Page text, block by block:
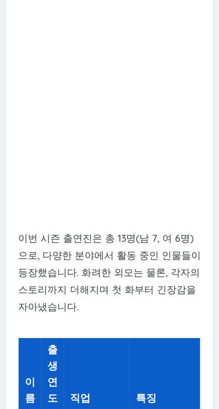
이번 시즌 출연진은 총 13명(남 7, 여 6명)
으로, 다양한 분야에서 활동 중인 인물들이
등장했습니다. 화려한 외모는 물론, 각자의
스토리까지 더해지며 첫 화부터 긴장감을
자아냈습니다.
이
름
출
생
연
도
직업
특징